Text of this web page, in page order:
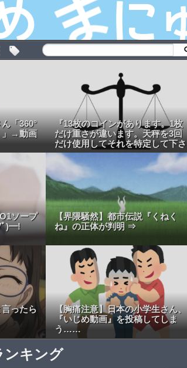
「360°
」→動画
『13枚のコインがあります。1枚
だけ重さが違います。天秤を3回
だけ使用してそれを特定して下さ
い。』
ソープ
ﾟ)━!
【界隈騒然】都市伝説『くねく
ね』の正体が判明 ⇒
言ったら
【胸痛注意】日本の小学生さん、
『いじめ動画』を投稿してしま
う……
ンキング